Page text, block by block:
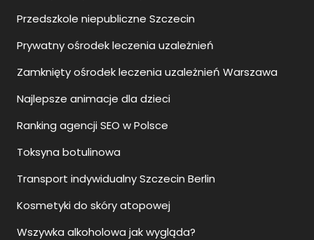
Przedszkole niepubliczne Szczecin
Prywatny ośrodek leczenia uzależnień
Zamknięty ośrodek leczenia uzależnień Warszawa
Najlepsze animacje dla dzieci
Ranking agencji SEO w Polsce
Toksyna botulinowa
Transport indywidualny Szczecin Berlin
Kosmetyki do skóry atopowej
Wszywka alkoholowa jak wygląda?